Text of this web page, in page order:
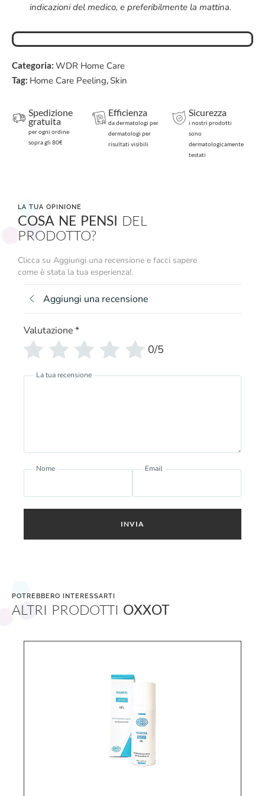
indicazioni del medico, e preferibilmente la mattina.
Categoria: WDR Home Care
Tag: Home Care Peeling,Skin
Spedizione
gratuita
per ogni ordine
sopra gli 80€
Efficienza
da dermatologi per
dermatologi per
risultati visibili
Sicurezza
i nostri prodotti
sono
dermatologicamente
testati
LA TUA OPINIONE
COSA NE PENSI DEL
PRODOTTO?
Clicca su Aggiungi una recensione e facci sapere
come è stata la tua esperienza!.
Aggiungi una recensione
Valutazione*
0/5
La tua recensione
Nome Email
INVIA
POTREBBERO INTERESSARTI
ALTRI PRODOTTI OXXOT